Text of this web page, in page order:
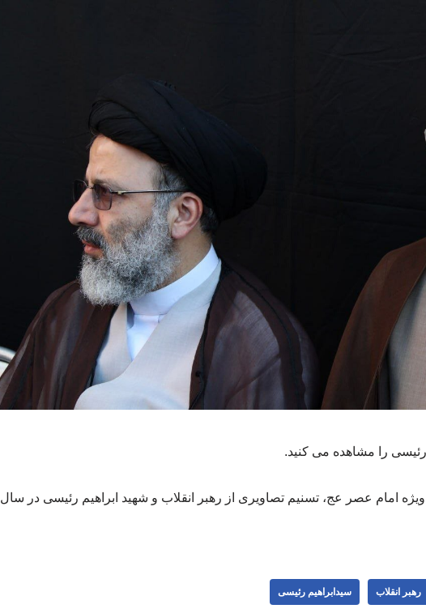
رئیسی را مشاهده می کنید.
امام عصر عج، تسنیم تصاویری از رهبر انقلاب و شهید ابراهیم رئیسی در سال
رهبر انقلاب سیدابراهیم رئیسی